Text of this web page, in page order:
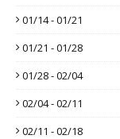
01/14 - 01/21
01/21 - 01/28
01/28 - 02/04
02/04 - 02/11
02/11 - 02/18